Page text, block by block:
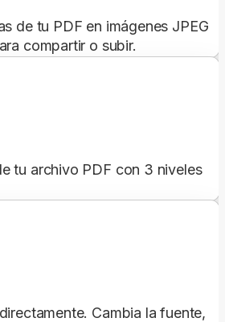
de tu PDF en imágenes JPEG
compartir o subir.
tu archivo PDF con 3 niveles
Cambia la fuente,